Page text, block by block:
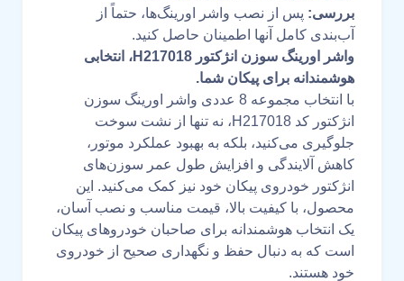
بررسی: پس از نصب واشر اورینگ‌ها، حتماً از
آب‌بندی کامل آنها اطمینان حاصل کنید.
واشر اورینگ سوزن انژکتور H217018، انتخابی
هوشمندانه برای پیکان شما.
با انتخاب مجموعه 8 عددی واشر اورینگ سوزن
انژکتور کد H217018، نه تنها از نشت سوخت
جلوگیری می‌کنید، بلکه به بهبود عملکرد موتور،
کاهش آلایندگی و افزایش طول عمر سوزن‌های
انژکتور خودروی پیکان خود نیز کمک می‌کنید. این
محصول، با کیفیت بالا، قیمت مناسب و نصب آسان،
یک انتخاب هوشمندانه برای صاحبان خودروهای پیکان
است که به دنبال حفظ و نگهداری صحیح از خودروی
خود هستند.